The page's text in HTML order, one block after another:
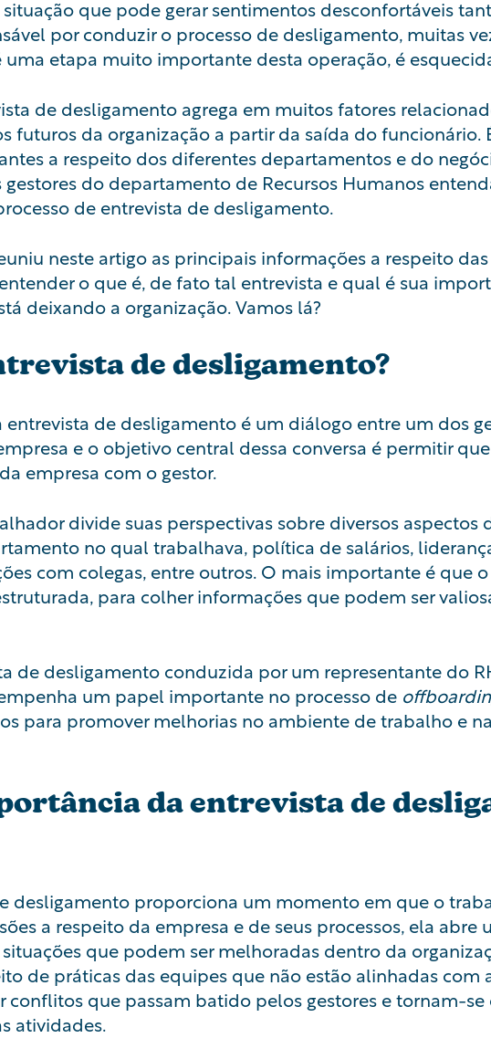
situação que pode gerar sentimentos desconfortáveis
por conduzir o processo de desligamento, muitas
etapa muito importante desta operação, é
de desligamento agrega em muitos fatores
futuros da organização a partir da saída do funcionário.
a respeito dos diferentes departamentos e do
do departamento de Recursos Humanos
de entrevista de desligamento.
neste artigo as principais informações a respeito
o que é, de fato tal entrevista e qual é sua
deixando a organização. Vamos lá?
de desligamento?
entrevista de desligamento é um diálogo entre um dos
e o objetivo central dessa conversa é permitir
empresa com o gestor.
divide suas perspectivas sobre diversos
no qual trabalhava, política de salários,
com colegas, entre outros. O mais importante é que
para colher informações que podem ser
de desligamento conduzida por um representante do
um papel importante no processo de
para promover melhorias no ambiente de trabalho e
da entrevista de
desligamento proporciona um momento em que o
a respeito da empresa e de seus processos, ela abre
que podem ser melhoradas dentro da
de práticas das equipes que não estão alinhadas com
conflitos que passam batido pelos gestores e tornam-
atividades.